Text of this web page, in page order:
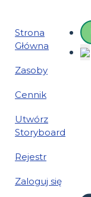
Strona
Główna
Zasoby
Cennik
Utwórz
Storyboard
Rejestr
Zaloguj się